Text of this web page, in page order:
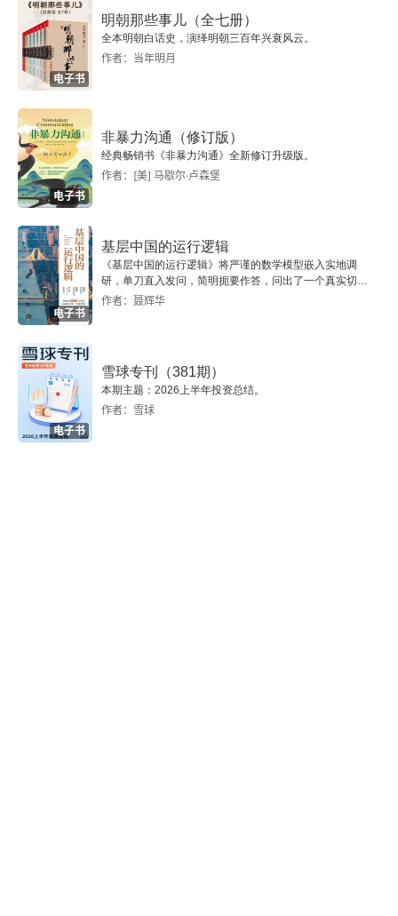
电子书
明朝那些事儿（全七册）
全本明朝白话史，演绎明朝三百年兴衰风云。
作者：当年明月
电子书
非暴力沟通（修订版）
经典畅销书《非暴力沟通》全新修订升级版。
作者：[美] 马歇尔·卢森堡
电子书
基层中国的运行逻辑
《基层中国的运行逻辑》将严谨的数学模型嵌入实地调
研，单刀直入发问，简明扼要作答，问出了一个真实切近
的基层中国。
作者：聂辉华
电子书
雪球专刊（381期）
本期主题：2026上半年投资总结。
作者：雪球